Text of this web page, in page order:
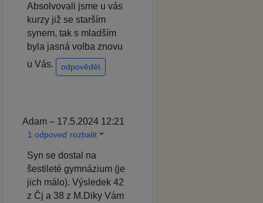
Absolvovali jsme u vás
kurzy již se starším
synem, tak s mladším
byla jasná volba znovu
u Vás.
odpovědět
Adam – 17.5.2024 12:21
1 odpoveď rozbalit
Syn se dostal na
šestileté gymnázium (je
jich málo). Výsledek 42
z Čj a 38 z M.Diky Vám